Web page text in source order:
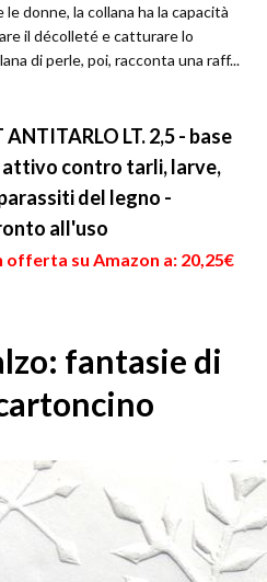
donne, la collana ha la capacità
il décolleté e catturare lo
di perle, poi, racconta una raff...
ANTITARLO LT. 2,5 - base
contro tarli, larve,
del legno -
all'uso
offerta su Amazon a: 20,25€
fantasie di